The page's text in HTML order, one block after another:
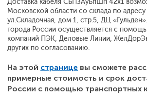
Доставка кабеля СБПЗАуБпШп 42x1
Московской области со склада по адресу
ул.Складочная, дом 1, стр.5, ДЦ
города России осуществляется с
компаний ПЭК, Деловые Линии,
других по согласованию.
На этой странице вы сможете
примерные стоимость и срок
России с помощью транспортных